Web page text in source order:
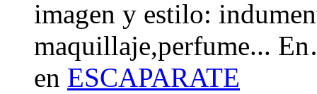
imagen y estilo:
maquillaje,perfume...
en ESCAPARATE